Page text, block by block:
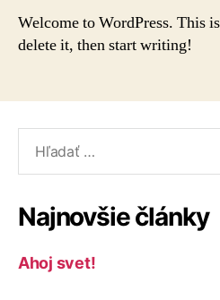
Welcome to WordPress. This
delete it, then start writing!
Najnovšie články
Ahoj svet!